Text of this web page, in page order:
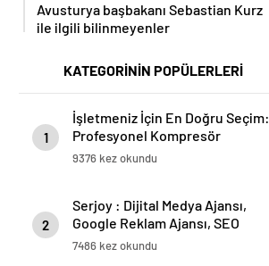
Avusturya başbakanı Sebastian Kurz
ile ilgili bilinmeyenler
KATEGORİNİN POPÜLERLERİ
1
İşletmeniz İçin En Doğru Seçim:
Profesyonel Kompresör
Markaları Rehberi
9376 kez okundu
2
Serjoy : Dijital Medya Ajansı,
Google Reklam Ajansı, SEO
Ajansı ve Web Tasarım Ajansı
7486 kez okundu